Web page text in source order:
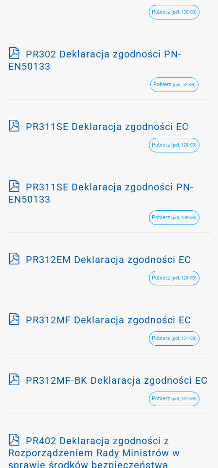
Pobierz (pdf, 130 KB)
p
d
PR302 Deklaracja zgodności PN-
EN50133
Pobierz (pdf, 52 KB)
pPR311SE Deklaracja zgodności EC
Pobierz (pdf, 129 KB)
p
d
PR311SE Deklaracja zgodności PN-
EN50133
Pobierz (pdf, 108 KB)
pPR312EM Deklaracja zgodności EC
Pobierz (pdf, 129 KB)
pPR312MF Deklaracja zgodności EC
Pobierz (pdf, 131 KB)
pPR312MF-BK Deklaracja zgodności EC
Pobierz (pdf, 131 KB)
p
d
f
PR402 Deklaracja zgodności z
Rozporządzeniem Rady Ministrów w
sprawie środków bezpieczeństwa